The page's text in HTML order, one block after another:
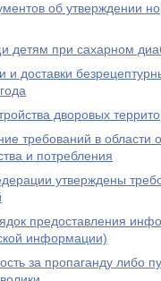
об утверждении
детям при сахарном
доставки
дворовых
требований в
и потребления
утверждены
предоставления
информации)
за пропаганду либо